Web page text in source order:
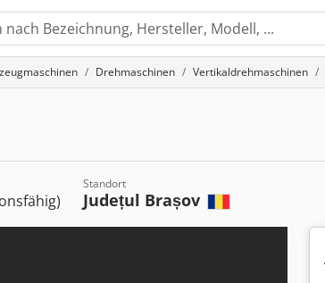
Drehmaschinen Vertikaldrehmaschinen
Standort
Județul Brașov